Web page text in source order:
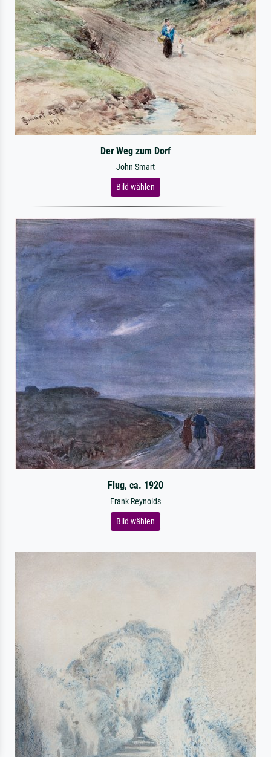
Der Weg zum Dorf
John Smart
Bild wählen
Flug, ca. 1920
Frank Reynolds
Bild wählen